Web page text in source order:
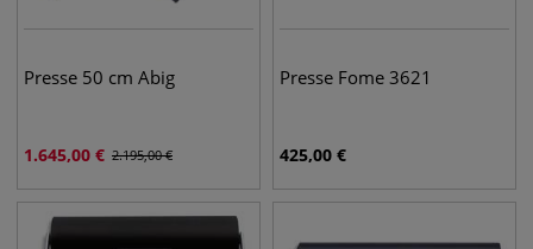
Presse 50 cm Abig
1.645,00 € 2.195,00€
Presse Fome 3621
425,00 €